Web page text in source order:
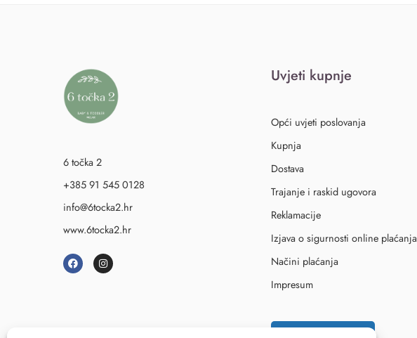
6 točka 2
+385 91 545 0128
info@6tocka2.hr
www.6tocka2.hr
Uvjeti kupnje
Opći uvjeti poslovanja
Kupnja
Dostava
Trajanje i raskid ugovora
Reklamacije
Izjava o sigurnosti online plaćanja
Načini plaćanja
Impresum